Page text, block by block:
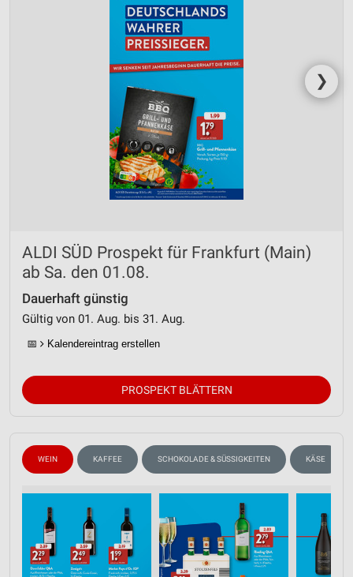
❯
ALDI SÜD Prospekt für Frankfurt (Main)
ab Sa. den 01.08.
Dauerhaft günstig
Gültig von 01. Aug. bis 31. Aug.
📅 Kalendereintrag erstellen
PROSPEKT BLÄTTERN
WEIN KAFFEE SCHOKOLADE & SÜSSIGKEITEN KÄSE